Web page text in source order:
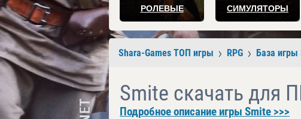
РОЛЕВЫЕ СИМУЛЯТОРЫ
Shara-Games ТОП игры RPG База игры
Smite скачать для
Подробное описание игры Smite >>>